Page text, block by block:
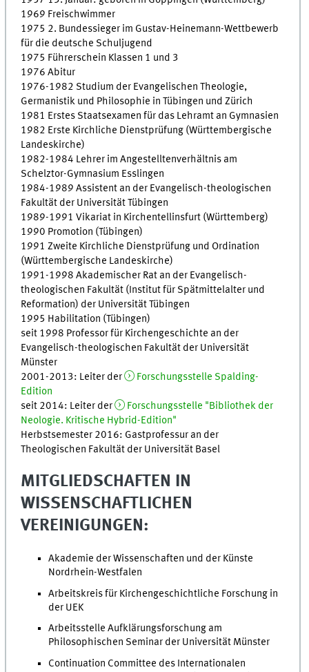
1969 Freischwimmer
1975 2. Bundessieger im Gustav-Heinemann-Wettbewerb
für die deutsche Schuljugend
1975 Führerschein Klassen 1 und 3
1976 Abitur
1976-1982 Studium der Evangelischen Theologie,
Germanistik und Philosophie in Tübingen und Zürich
1981 Erstes Staatsexamen für das Lehramt an Gymnasien
1982 Erste Kirchliche Dienstprüfung (Württembergische
Landeskirche)
1982-1984 Lehrer im Angestelltenverhältnis am
Schelztor-Gymnasium Esslingen
1984-1989 Assistent an der Evangelisch-theologischen
Fakultät der Universität Tübingen
1989-1991 Vikariat in Kirchentellinsfurt (Württemberg)
1990 Promotion (Tübingen)
1991 Zweite Kirchliche Dienstprüfung und Ordination
(Württembergische Landeskirche)
1991-1998 Akademischer Rat an der Evangelisch-
theologischen Fakultät (Institut für Spätmittelalter und
Reformation) der Universität Tübingen
1995 Habilitation (Tübingen)
seit 1998 Professor für Kirchengeschichte an der
Evangelisch-theologischen Fakultät der Universität
Münster
2001-2013: Leiter der
Forschungsstelle Spalding-
Edition
seit 2014: Leiter der
Forschungsstelle "Bibliothek der
Neologie. Kritische Hybrid-Edition"
Herbstsemester 2016: Gastprofessur an der
Theologischen Fakultät der Universität Basel
MITGLIEDSCHAFTEN IN
WISSENSCHAFTLICHEN
VEREINIGUNGEN:
Akademie der Wissenschaften und der Künste
Nordrhein-Westfalen
Arbeitskreis für Kirchengeschichtliche Forschung in
der UEK
Arbeitsstelle Aufklärungsforschung am
Philosophischen Seminar der Universität Münster
Continuation Committee des Internationalen